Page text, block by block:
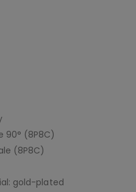
90° (8P8C)
(8P8C)
gold-plated